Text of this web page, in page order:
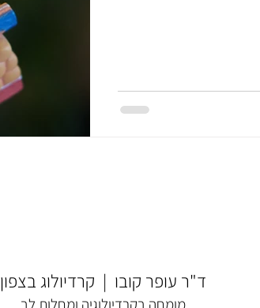
ד"ר עופר קובו | קרדיולוג בצפון
מומחה בקרדיולוגיה ומחלות לב